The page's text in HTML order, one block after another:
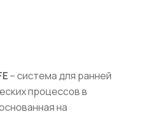
– система для ранней
процессов в
на